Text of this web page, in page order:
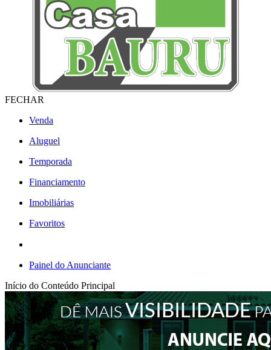
FECHAR
Venda
Aluguel
Temporada
Financiamento
Imobiliárias
Favoritos
Painel do Anunciante
Início do Conteúdo Principal